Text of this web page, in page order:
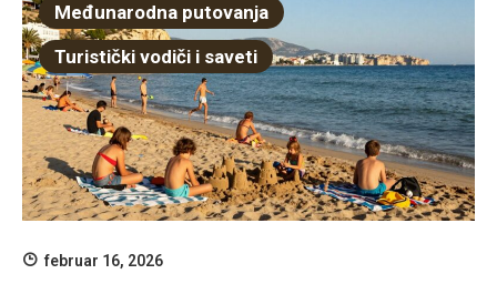
Međunarodna putovanja
Turistički vodiči i saveti
februar 16, 2026